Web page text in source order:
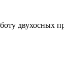
двухосных